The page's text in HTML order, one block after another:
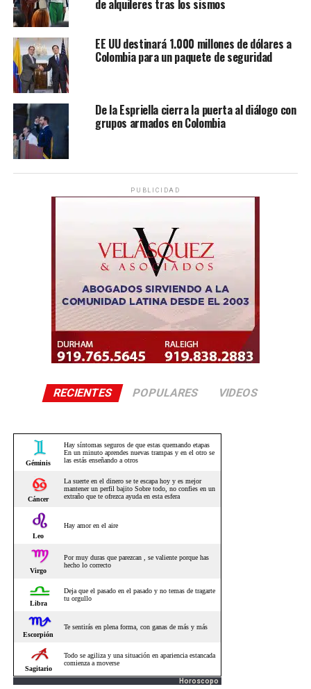
de alquileres tras los sismos
EE UU destinará 1.000 millones de dólares a
Colombia para un paquete de seguridad
De la Espriella cierra la puerta al diálogo con
grupos armados en Colombia
PUBLICIDAD
RECIENTES POPULARES VIDEOS
Horoscopo